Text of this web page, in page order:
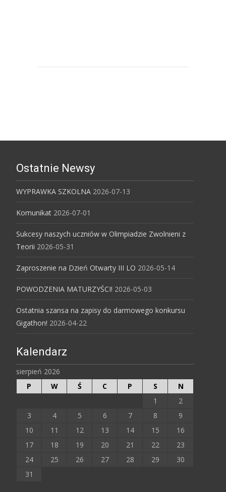
Ostatnie Newsy
WYPRAWKA SZKOLNA 2026-07-13
Komunikat 2026-07-01
Sukcesy naszych uczniów w Olimpiadzie Zwolnieni z
Teorii 2026-05-31
Zaproszenie na Dzień Otwarty III LO 2026-05-14
POWODZENIA MATURZYŚCI! 2026-05-03
Ostatnia szansa na zapisy do darmowego konkursu
Gigathon! 2026-04-22
Kalendarz
sierpień 2026
P
W Ś C P S
N
1
2
3
4 5 6 7 8
9
10
11 12 13 14 15
16
17
18 19 20 21 22
23
24
25 26 27 28 29
30
31